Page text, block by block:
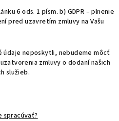
6 ods. 1 písm. b) GDPR – plnenie
pred uzavretím zmluvy na Vašu
neposkytli, nebudeme môcť
zmluvy o dodaní našich
služieb.
spracúvať?